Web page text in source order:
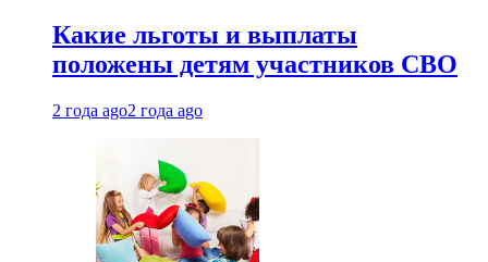
Какие льготы и выплаты
положены детям участников СВО
2 года ago2 года ago